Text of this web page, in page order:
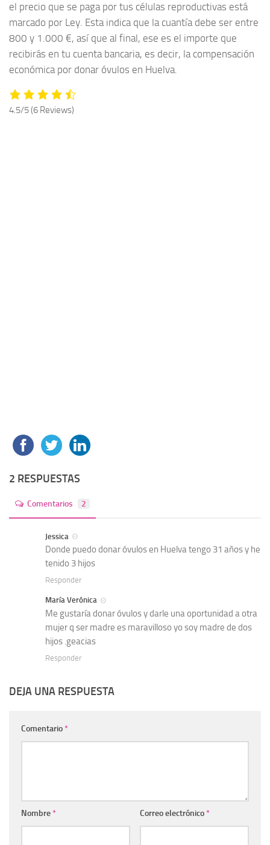
el precio que se paga por tus células reproductivas está
marcado por Ley. Esta indica que la cuantía debe ser entre
800 y 1.000 €, así que al final, ese es el importe que
recibirás en tu cuenta bancaria, es decir, la compensación
económica por donar óvulos en Huelva.
4.5/5(6 Reviews)
2 RESPUESTAS
Comentarios 2
Jessica
Donde puedo donar óvulos en Huelva tengo 31 años y he
tenido 3 hijos
Responder
María Verónica
Me gustaría donar óvulos y darle una oportunidad a otra
mujer q ser madre es maravilloso yo soy madre de dos
hijos .geacias
Responder
DEJA UNA RESPUESTA
Comentario *
Nombre * Correo electrónico *